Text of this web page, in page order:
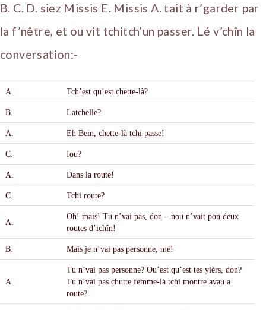
B. C. D. siez Missis E. Missis A. tait à r’garder par
la f’nêtre, et ou vit tchitch’un passer. Lé v’chîn la
conversation:-
A. Tch’est qu’est chette-là?
B. Latchelle?
A. Eh Bein, chette-làtchi passe!
C. Iou?
A. Dans la route!
C. Tchi route?
A.
Oh! mais! Tu n’vai pas, don – nou n’vait pon deux
routes d’ichîn!
B. Mais je n’vai pas personne, mé!
A.
Tu n’vai pas personne? Ou’est qu’est tes yièrs, don?
Tu n’vai pas chutte femme-làtchi montre avau a
route?